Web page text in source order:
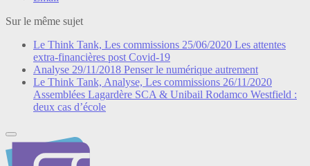
Sur le même sujet
Le Think Tank, Les commissions 25/06/2020 Les attentes
extra-financières post Covid-19
Analyse 29/11/2018 Penser le numérique autrement
Le Think Tank, Analyse, Les commissions 26/11/2020
Assemblées Lagardère SCA & Unibail Rodamco Westfield :
deux cas d’école